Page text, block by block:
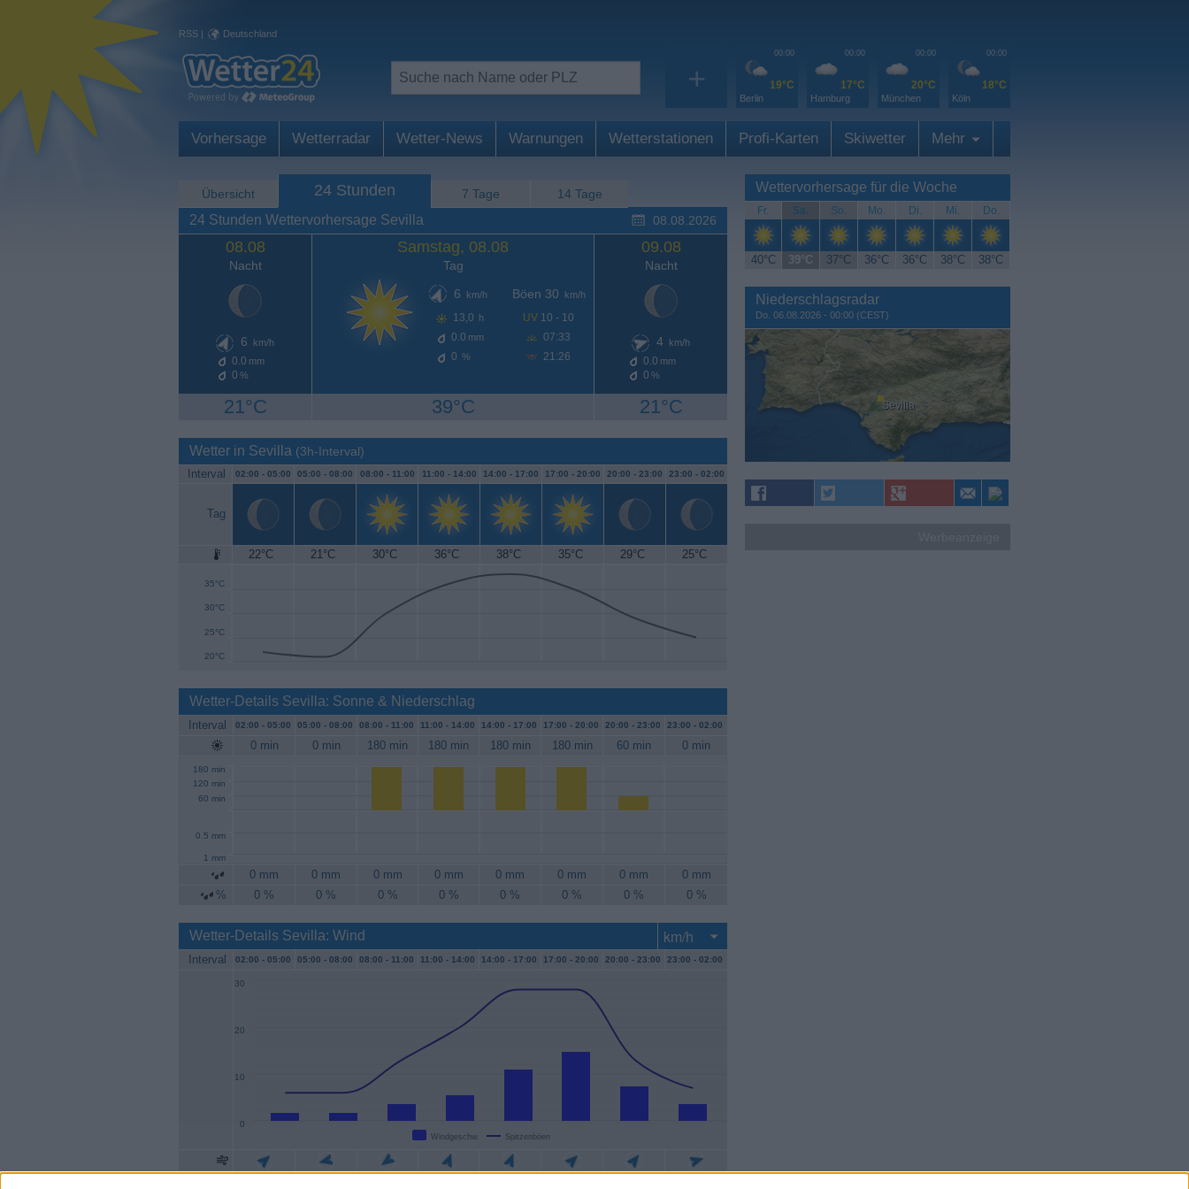
RSS | Deutschland
+
00:00
19°C
Berlin
00:00
17°C
Hamburg
00:00
20°C
München
00:00
18°C
Köln
Vorhersage Wetterradar Wetter-News Warnungen Wetterstationen Profi-Karten Skiwetter Mehr
Übersicht 24 Stunden 7 Tage 14 Tage
24 Stunden Wettervorhersage Sevilla 08.08.2026
08.08
Nacht
6 km/h
0.0 mm
0 %
21°C
Samstag, 08.08
Tag
6
km/h
13,0 h
0.0 mm
0 %
Böen 30 km/h
UV 10 - 10
07:33
21:26
39°C
09.08
Nacht
4 km/h
0.0 mm
0 %
21°C
Wetter in Sevilla (3h-Interval)
Interval 02:00 - 05:00 05:00 - 08:00 08:00 - 11:00 11:00 - 14:00 14:00 - 17:00 17:00 - 20:00 20:00 - 23:00 23:00 - 02:00
Tag
22°C 21°C 30°C 36°C 38°C 35°C 29°C 25°C
20°C
25°C
30°C
35°C
40°C
Wetter-Details Sevilla: Sonne & Niederschlag
Interval 02:00 - 05:00 05:00 - 08:00 08:00 - 11:00 11:00 - 14:00 14:00 - 17:00 17:00 - 20:00 20:00 - 23:00 23:00 - 02:00
0 min 0 min 180 min 180 min 180 min 180 min 60 min 0 min
60 min
120 min
180 min
0.5 mm
1 mm
0 mm 0 mm 0 mm 0 mm 0 mm 0 mm 0 mm
0 mm
%
0 % 0 % 0 % 0 % 0 % 0 % 0 % 0 %
Wetter-Details Sevilla: Wind
Interval 02:00 - 05:00 05:00 - 08:00 08:00 - 11:00 11:00 - 14:00 14:00 - 17:00 17:00 - 20:00 20:00 - 23:00 23:00 - 02:00
Windgeschw. Spitzenböen
0
10
20
30
Wettervorhersage für die Woche
Fr. Sa. So. Mo. Di. Mi. Do.
40°C 39°C 37°C 36°C 36°C 38°C 38°C
Niederschlagsradar
Do. 06.08.2026 - 00:00 (CEST)
Sevilla